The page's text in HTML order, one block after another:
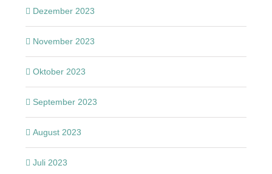
Dezember 2023
November 2023
Oktober 2023
September 2023
August 2023
Juli 2023